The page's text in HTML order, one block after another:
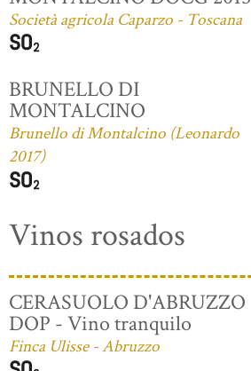
Società agricola Caparzo - Toscana
BRUNELLO DI
MONTALCINO
Brunello di Montalcino (Leonardo
2017)
Vinos rosados
CERASUOLO D'ABRUZZO
DOP - Vino tranquilo
Finca Ulisse - Abruzzo